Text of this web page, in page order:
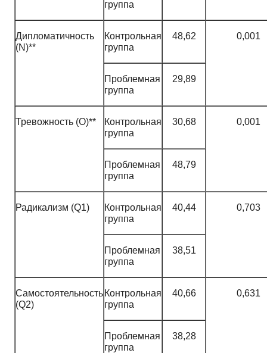
группа
Дипломатичность
(N)**
Контрольная
группа
48,62 0,001
Проблемная
группа
29,89
Тревожность (O)**
Контрольная
группа
30,68 0,001
Проблемная
группа
48,79
Радикализм (Q1)
Контрольная
группа
40,44 0,703
Проблемная
группа
38,51
Самостоятельность
(Q2)
Контрольная
группа
40,66 0,631
Проблемная
группа
38,28